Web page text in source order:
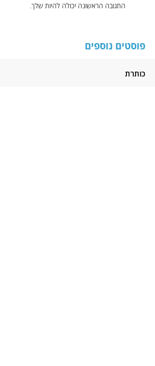
התגובה הראשונה יכולה להיות שלך.
פוסטים נוספים
כותרת